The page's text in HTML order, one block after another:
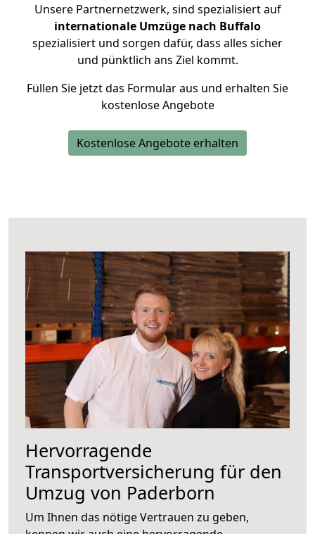
Unsere Partnernetzwerk, sind spezialisiert auf
internationale Umzüge nach Buffalo
spezialisiert und sorgen dafür, dass alles sicher
und pünktlich ans Ziel kommt.
Füllen Sie jetzt das Formular aus und erhalten Sie
kostenlose Angebote
Kostenlose Angebote erhalten
Hervorragende
Transportversicherung für den
Umzug von Paderborn
Um Ihnen das nötige Vertrauen zu geben,